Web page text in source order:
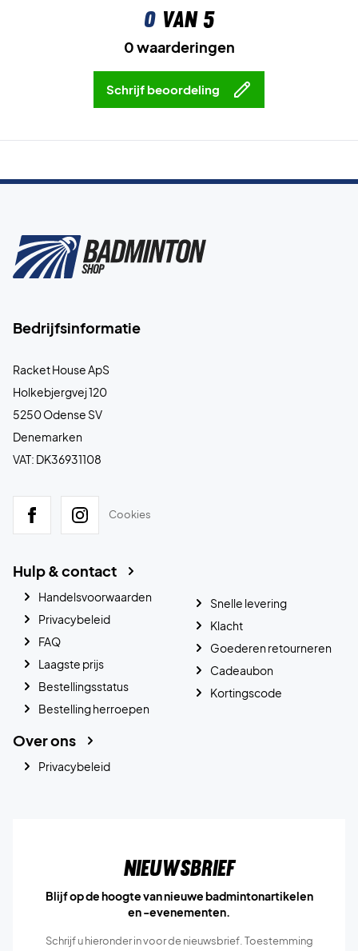
0van 5
0 waarderingen
Schrijf beoordeling
Bedrijfsinformatie
Racket House ApS
Holkebjergvej 120
5250 Odense SV
Denemarken
VAT: DK36931108
Cookies
Hulp & contact
Handelsvoorwaarden
Privacybeleid
FAQ
Laagste prijs
Bestellingsstatus
Bestelling herroepen
Snelle levering
Klacht
Goederen retourneren
Cadeaubon
Kortingscode
Over ons
Privacybeleid
Nieuwsbrief
Blijf op de hoogte van nieuwe badmintonartikelen
en -evenementen.
Schrijf u hieronder in voor de nieuwsbrief. Toestemming